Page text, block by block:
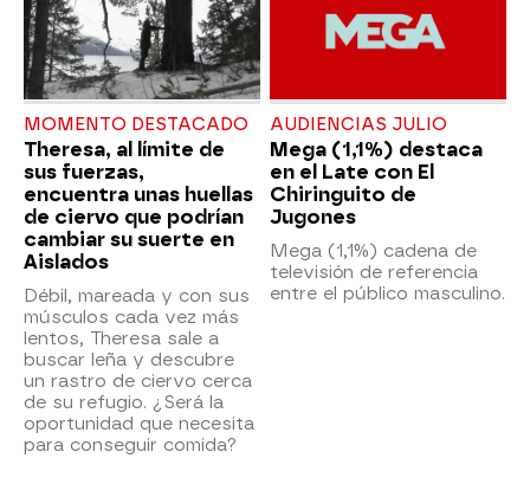
MOMENTO DESTACADO
Theresa, al límite de
sus fuerzas,
encuentra unas huellas
de ciervo que podrían
cambiar su suerte en
Aislados
Débil, mareada y con sus
músculos cada vez más
lentos, Theresa sale a
buscar leña y descubre
un rastro de ciervo cerca
de su refugio. ¿Será la
oportunidad que necesita
para conseguir comida?
AUDIENCIAS JULIO
Mega (1,1%) destaca
en el Late con El
Chiringuito de
Jugones
Mega (1,1%) cadena de
televisión de referencia
entre el público masculino.